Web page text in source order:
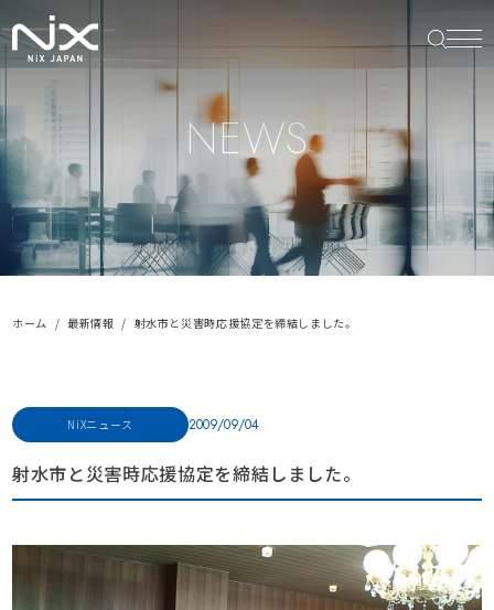
NEWS
ホーム 最新情報 射水市と災害時応援協定を締結しました。
NiXニュース 2009/09/04
射水市と災害時応援協定を締結しました。